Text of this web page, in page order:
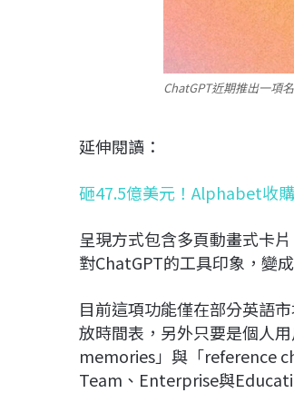
ChatGPT近期推出一項
延伸閱讀：
砸47.5億美元！Alphabet收
呈現方式包含多頁動畫式卡
對ChatGPT的工具印象，變
目前這項功能僅在部分英語
放時間表，另外只要是個人
memories」與「reference
Team、Enterprise與